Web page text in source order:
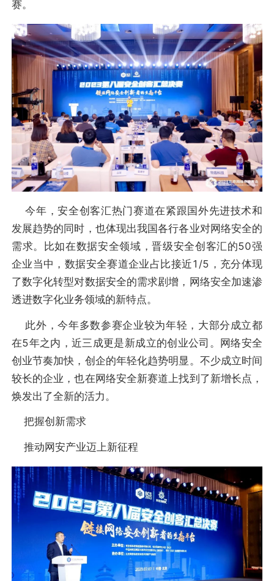
赛。
今年，安全创客汇热门赛道在紧跟国外先进技术和
发展趋势的同时，也体现出我国各行各业对网络安全的
需求。比如在数据安全领域，晋级安全创客汇的50强
企业当中，数据安全赛道企业占比接近1/5，充分体现
了数字化转型对数据安全的需求剧增，网络安全加速渗
透进数字化业务领域的新特点。
此外，今年多数参赛企业较为年轻，大部分成立都
在5年之内，近三成更是新成立的创业公司。网络安全
创业节奏加快，创企的年轻化趋势明显。不少成立时间
较长的企业，也在网络安全新赛道上找到了新增长点，
焕发出了全新的活力。
把握创新需求
推动网安产业迈上新征程